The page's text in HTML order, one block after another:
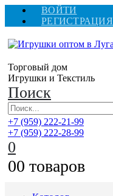
ВОЙТИ
РЕГИСТРАЦИЯ
Торговый дом
Игрушки и Текстиль
Поиск
+7 (959) 222-21-99
+7 (959) 222-28-99
0
00 товаров